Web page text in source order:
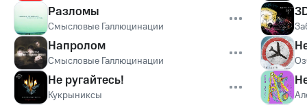
Разломы
Смысловые Галлюцинации
Напролом
Смысловые Галлюцинации
Не ругайтесь!
Кукрыниксы